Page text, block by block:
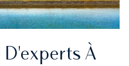
D'experts À